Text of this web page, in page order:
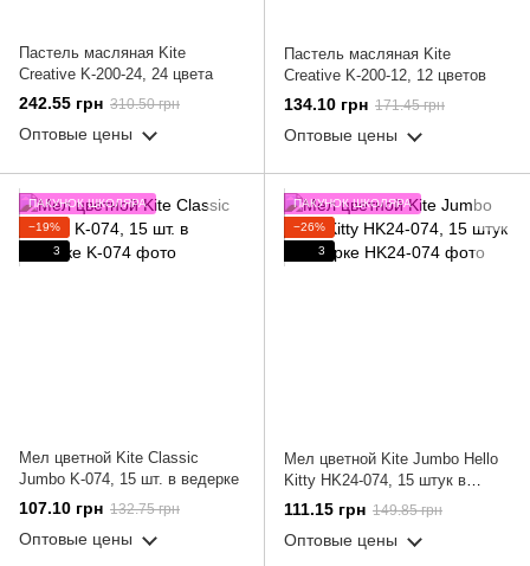
Пастель масляная Kite
Creative K-200-24, 24 цвета
242.55 грн 310.50 грн
Оптовые цены
Пастель масляная Kite
Creative K-200-12, 12 цветов
134.10 грн 171.45 грн
Оптовые цены
ПАКУНОК ШКОЛЯРА
−19%
3
Мел цветной Kite Classic
Jumbo K-074, 15 шт. в ведерке
107.10 грн 132.75 грн
Оптовые цены
ПАКУНОК ШКОЛЯРА
−26%
3
Мел цветной Kite Jumbo Hello
Kitty HK24-074, 15 штук в
ведерке
111.15 грн 149.85 грн
Оптовые цены